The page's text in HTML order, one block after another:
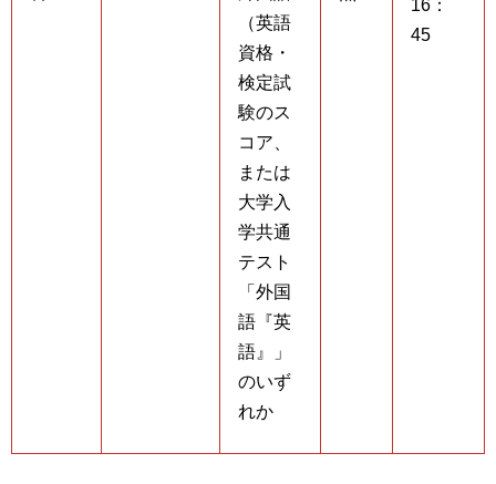
（英語
資格・
検定試
験のス
コア、
または
大学入
学共通
テスト
「外国
語『英
語』」
のいず
れか
16：
45